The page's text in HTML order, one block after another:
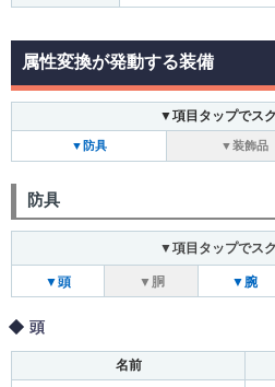
属性変換が発動する装備
▼項目タップでス
▼防具 ▼装飾品
防具
▼項目タップでス
▼頭 ▼胴 ▼腕
頭
名前